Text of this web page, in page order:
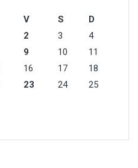
V S
D
2 3
4
9 10
11
16 17
18
23 24
25